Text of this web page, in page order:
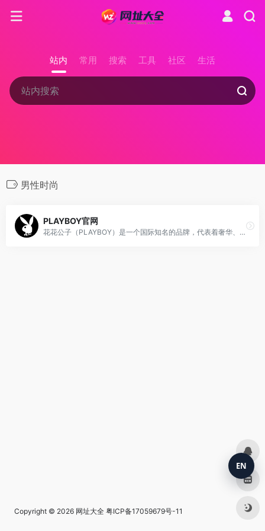
站内 常用 搜索 工具 社区 生活
男性时尚
PLAYBOY官网
花花公子（PLAYBOY）是一个国际知名的品牌，代表着奢华、时尚和性感，涵盖杂志、时尚服饰、香水、酒店等多个领域。
Copyright © 2026 网址大全 粤ICP备17059679号-11
EN